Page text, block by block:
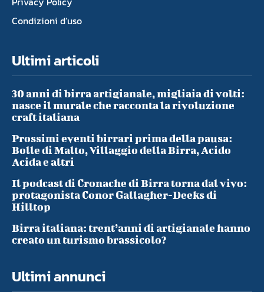
Condizioni d’uso
Ultimi articoli
30 anni di birra artigianale, migliaia di volti:
nasce il murale che racconta la rivoluzione
craft italiana
Prossimi eventi birrari prima della pausa:
Bolle di Malto, Villaggio della Birra, Acido
Acida e altri
Il podcast di Cronache di Birra torna dal vivo:
protagonista Conor Gallagher-Deeks di
Hilltop
Birra italiana: trent’anni di artigianale hanno
creato un turismo brassicolo?
Ultimi annunci